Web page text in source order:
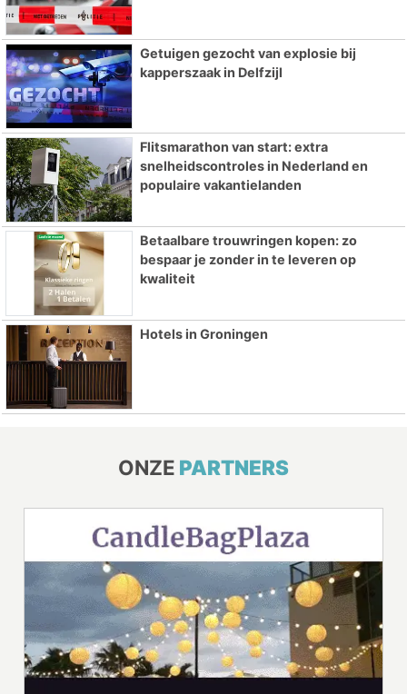
Getuigen gezocht van explosie bij
kapperszaak in Delfzijl
Flitsmarathon van start: extra
snelheidscontroles in Nederland en
populaire vakantielanden
Betaalbare trouwringen kopen: zo
bespaar je zonder in te leveren op
kwaliteit
Hotels in Groningen
ONZE PARTNERS